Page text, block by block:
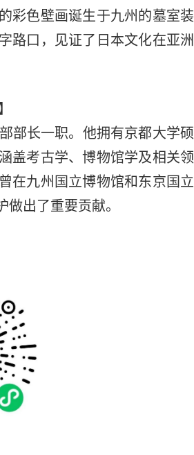
彩色壁画诞生于九州的墓室装
路口，见证了日本文化在亚洲
部长一职。他拥有京都大学硕
盖考古学、博物馆学及相关领
在九州国立博物馆和东京国立
出了重要贡献。